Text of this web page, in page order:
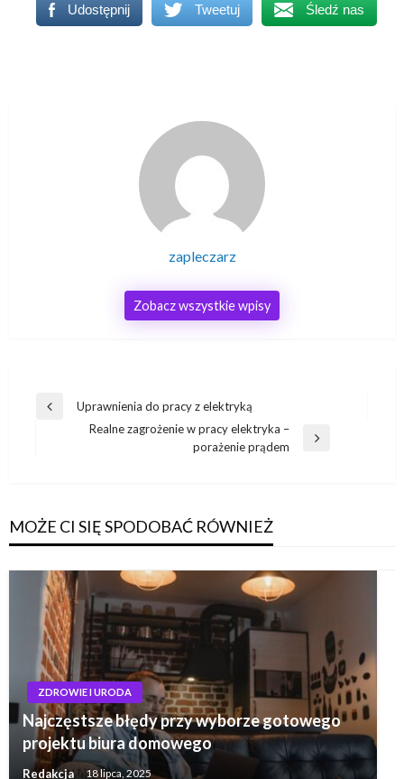
Udostępnij Tweetuj Śledź nas
zapleczarz
Zobacz wszystkie wpisy
Nawigacja
Poprzedni
Uprawnienia do pracy z elektryką
Realne zagrożenie w pracy elektryka –
porażenie prądem
MOŻE CI SIĘ SPODOBAĆ RÓWNIEŻ
ZDROWIE I URODA
Najczęstsze błędy przy wyborze gotowego
projektu biura domowego
Redakcja 18 lipca, 2025